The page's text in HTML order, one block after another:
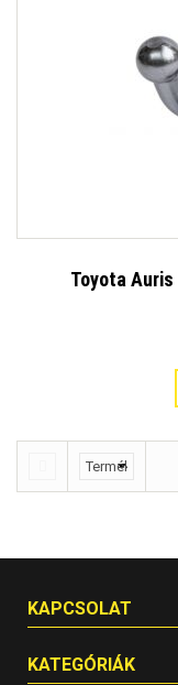
Toyota
KAPCSOLAT
KATEGÓRIÁK